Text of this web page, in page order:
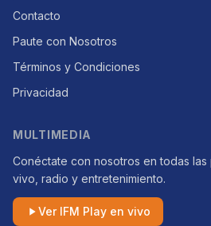
Contacto
Paute con Nosotros
Términos y Condiciones
Privacidad
MULTIMEDIA
Conéctate con nosotros en todas las
vivo, radio y entretenimiento.
Ver IFM Play en vivo